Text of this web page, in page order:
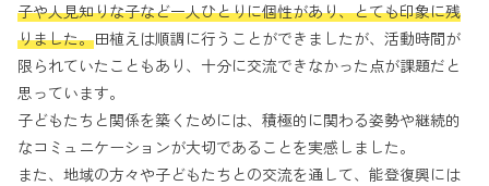
子や人見知りな子など一人ひとりに個性があり、とても印象に残
りました。田植えは順調に行うことができましたが、活動時間が
限られていたこともあり、十分に交流できなかった点が課題だと
思っています。
子どもたちと関係を築くためには、積極的に関わる姿勢や継続的
なコミュニケーションが大切であることを実感しました。
また、地域の方々や子どもたちとの交流を通して、能登復興には